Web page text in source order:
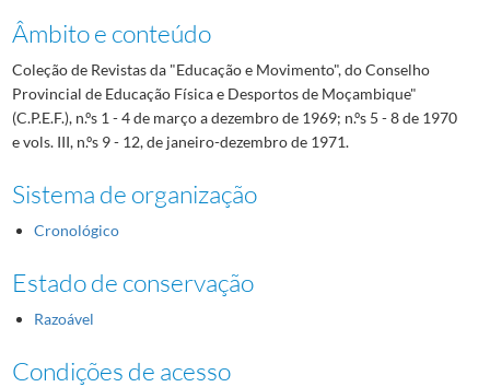
Âmbito e conteúdo
Coleção de Revistas da "Educação e Movimento", do Conselho
Provincial de Educação Física e Desportos de Moçambique"
(C.P.E.F.), n.ºs 1 - 4 de março a dezembro de 1969; n.ºs 5 - 8 de 1970
e vols. III, n.ºs 9 - 12, de janeiro-dezembro de 1971.
Sistema de organização
Cronológico
Estado de conservação
Razoável
Condições de acesso